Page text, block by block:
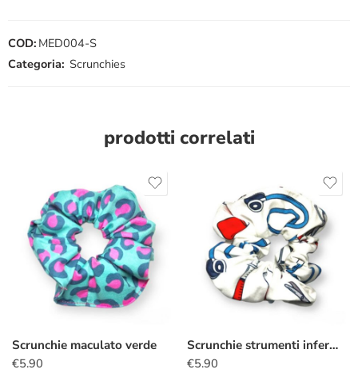
COD: MED004-S
Categoria: Scrunchies
prodotti correlati
Scrunchie maculato verde
€5.90
Scrunchie strumenti infermiere
€5.90